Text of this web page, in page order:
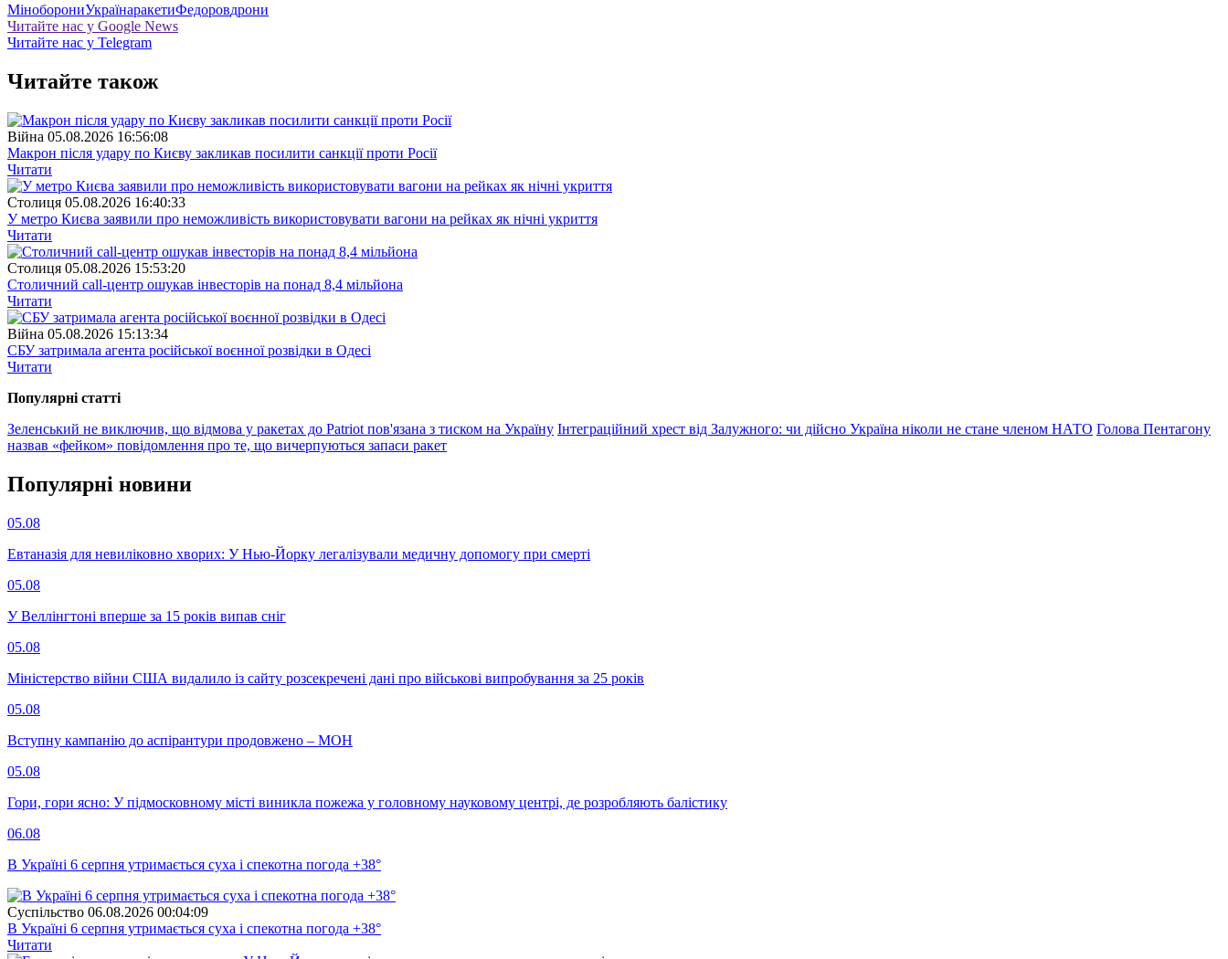
МіноборониУкраїнаракетиФедоровдрони
Читайте нас у Google News
Читайте нас у Telegram
Читайте також
Війна 05.08.2026 16:56:08
Макрон після удару по Києву закликав посилити санкції проти Росії
Читати
Столиця 05.08.2026 16:40:33
У метро Києва заявили про неможливість використовувати вагони на рейках як нічні укриття
Читати
Столиця 05.08.2026 15:53:20
Столичний call-центр ошукав інвесторів на понад 8,4 мільйона
Читати
Війна 05.08.2026 15:13:34
СБУ затримала агента російської воєнної розвідки в Одесі
Читати
Популярнi статтi
Зеленський не виключив, що відмова у ракетах до Patriot пов'язана з тиском на Україну Інтеграційний хрест від Залужного: чи дійсно Україна ніколи не стане членом НАТО Голова Пентагону
назвав «фейком» повідомлення про те, що вичерпуються запаси ракет
Популярнi новини
05.08
Евтаназія для невиліковно хворих: У Нью-Йорку легалізували медичну допомогу при смерті
05.08
У Веллінгтоні вперше за 15 років випав сніг
05.08
Міністерство війни США видалило із сайту розсекречені дані про військові випробування за 25 років
05.08
Вступну кампанію до аспірантури продовжено – МОН
05.08
Гори, гори ясно: У підмосковному місті виникла пожежа у головному науковому центрі, де розробляють балістику
06.08
В Україні 6 серпня утримається суха і спекотна погода +38°
Суспiльство 06.08.2026 00:04:09
В Україні 6 серпня утримається суха і спекотна погода +38°
Читати